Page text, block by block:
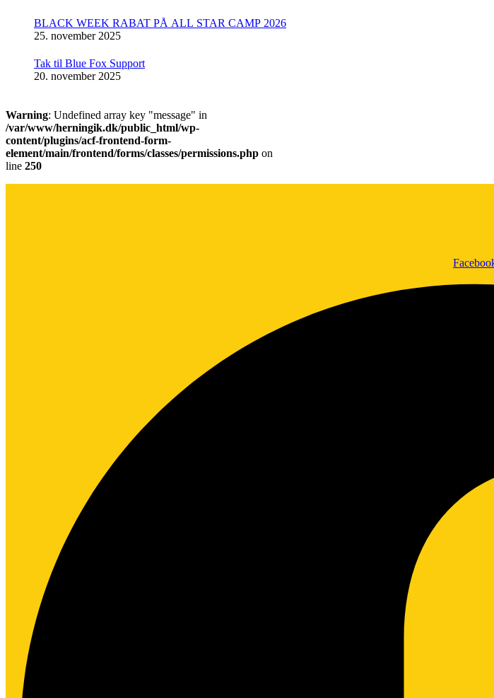
BLACK WEEK RABAT PÅ ALL STAR CAMP 2026
25. november 2025
Tak til Blue Fox Support
20. november 2025
Warning: Undefined array key "message" in
/var/www/herningik.dk/public_html/wp-
content/plugins/acf-frontend-form-
element/main/frontend/forms/classes/permissions.php on
line 250